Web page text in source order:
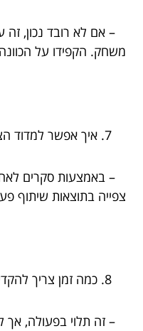
– אם לא רובד נכון,
משחק. הקפידו על
איך אפשר למדוד
– באמצעות סקרים
צפייה בתוצאות שיתוף
כמה זמן צריך
– זה תלוי בפעולה, אך